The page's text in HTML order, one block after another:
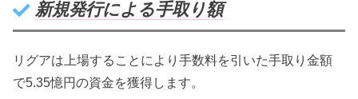
新規発行による手取り額
リグアは上場することにより手数料を引いた手取り金額
で5.35憶円の資金を獲得します。